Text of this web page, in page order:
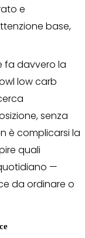
e
base,
fa davvero la
low carb
senza
è complicarsi la
quali
—
da ordinare o